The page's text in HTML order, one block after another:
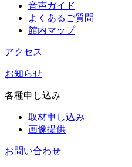
音声ガイド
よくあるご質問
館内マップ
アクセス
お知らせ
各種申し込み
取材申し込み
画像提供
お問い合わせ